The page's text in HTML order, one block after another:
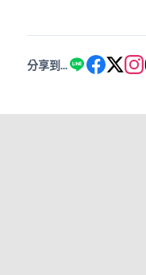
分享到...